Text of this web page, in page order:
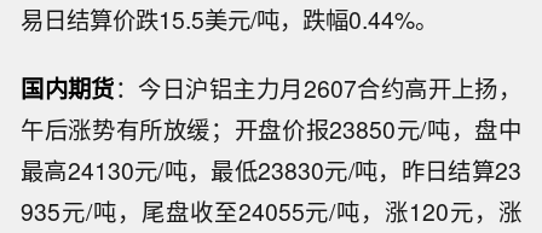
易日结算价跌15.5美元/吨，跌幅0.44%。
国内期货：今日沪铝主力月2607合约高开上扬，
午后涨势有所放缓；开盘价报23850元/吨，盘中
最高24130元/吨，最低23830元/吨，昨日结算23
935元/吨，尾盘收至24055元/吨，涨120元，涨